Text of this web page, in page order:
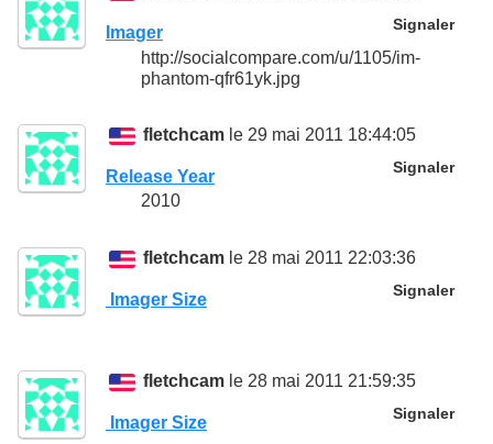
Signaler
Imager
http://socialcompare.com/u/1105/im-
phantom-qfr61yk.jpg
fletchcam le 29 mai 2011 18:44:05
Signaler
Release Year
2010
fletchcam le 28 mai 2011 22:03:36
Signaler
Imager Size
fletchcam le 28 mai 2011 21:59:35
Signaler
Imager Size